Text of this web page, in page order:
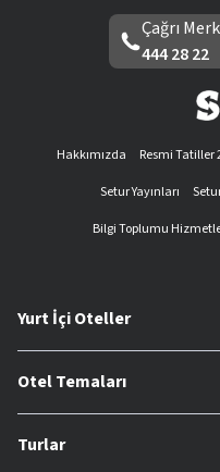
Çağrı
444 28 22
Hakkımızda Resmi Tatiller
Setur Yayınları
Bilgi Toplumu
Yurt İçi Oteller
Otel Temaları
Turlar